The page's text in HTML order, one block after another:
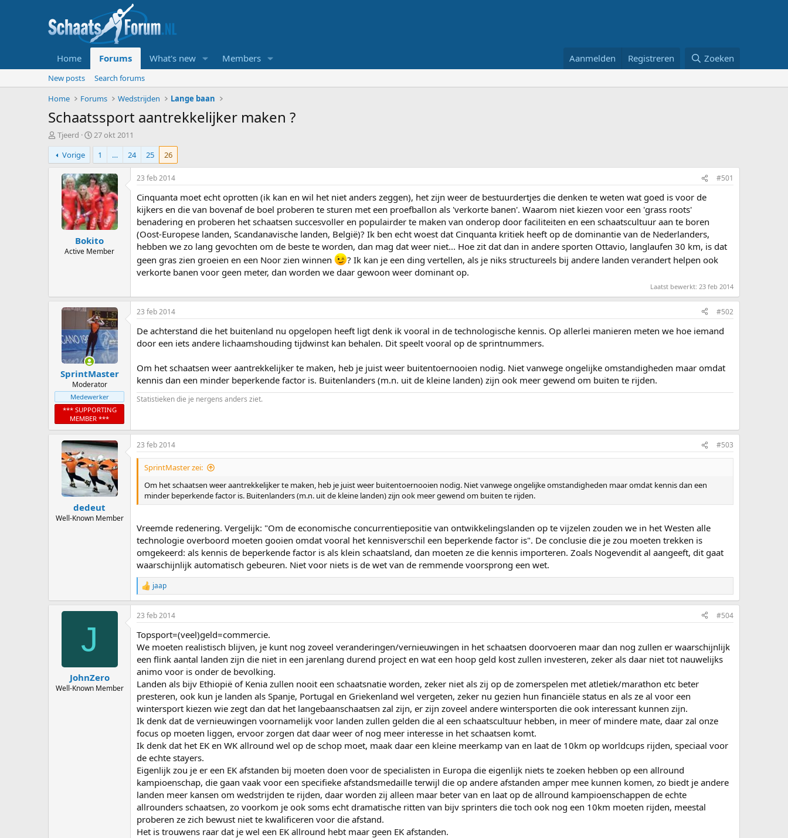
Home Forums What's new Members Aanmelden Registreren Zoeken
New posts
Search forums
Home
Forums Wedstrijden Lange baan
Schaatssport aantrekkelijker maken ?
T
o
p
i
Tjeerd
S
t
r
t
d
a
t
u
m
27 okt 2011
Vorige
1 … 24 25 26
Bokito
Active Member
23 feb 2014 #501
Cinquanta moet echt oprotten (ik kan en wil het niet anders zeggen), het zijn weer de bestuurdertjes die denken te weten wat goed is voor de
kijkers en die van bovenaf de boel proberen te sturen met een proefballon als 'verkorte banen'. Waarom niet kiezen voor een 'grass roots'
benadering en proberen het schaatsen succesvoller en populairder te maken van onderop door faciliteiten en een schaatscultuur aan te boren
(Oost-Europese landen, Scandanavische landen, België)? Ik ben echt woest dat Cinquanta kritiek heeft op de dominantie van de Nederlanders,
hebben we zo lang gevochten om de beste te worden, dan mag dat weer niet... Hoe zit dat dan in andere sporten Ottavio, langlaufen 30 km, is dat
geen gras zien groeien en een Noor zien winnen
? Ik kan je een ding vertellen, als je niks structureels bij andere landen verandert helpen ook
verkorte banen voor geen meter, dan worden we daar gewoon weer dominant op.
Laatst bewerkt: 23 feb 2014
SprintMaster
Moderator
Medewerker
*** SUPPORTING
MEMBER ***
23 feb 2014 #502
De achterstand die het buitenland nu opgelopen heeft ligt denk ik vooral in de technologische kennis. Op allerlei manieren meten we hoe iemand
door een iets andere lichaamshouding tijdwinst kan behalen. Dit speelt vooral op de sprintnummers.
Om het schaatsen weer aantrekkelijker te maken, heb je juist weer buitentoernooien nodig. Niet vanwege ongelijke omstandigheden maar omdat
kennis dan een minder beperkende factor is. Buitenlanders (m.n. uit de kleine landen) zijn ook meer gewend om buiten te rijden.
Statistieken die je nergens anders ziet.
dedeut
Well-Known Member
23 feb 2014 #503
SprintMaster zei:
Om het schaatsen weer aantrekkelijker te maken, heb je juist weer buitentoernooien nodig. Niet vanwege ongelijke omstandigheden maar omdat kennis dan een
minder beperkende factor is. Buitenlanders (m.n. uit de kleine landen) zijn ook meer gewend om buiten te rijden.
Vreemde redenering. Vergelijk: "Om de economische concurrentiepositie van ontwikkelingslanden op te vijzelen zouden we in het Westen alle
technologie overboord moeten gooien omdat vooral het kennisverschil een beperkende factor is". De conclusie die je zou moeten trekken is
omgekeerd: als kennis de beperkende factor is als klein schaatsland, dan moeten ze die kennis importeren. Zoals Nogevendit al aangeeft, dit gaat
waarschijnlijk automatisch gebeuren. Niet voor niets is de wet van de remmende voorsprong een wet.
R
e
a
c
i
o
s
:
jaap
J
JohnZero
Well-Known Member
23 feb 2014 #504
Topsport=(veel)geld=commercie.
We moeten realistisch blijven, je kunt nog zoveel veranderingen/vernieuwingen in het schaatsen doorvoeren maar dan nog zullen er waarschijnlijk
een flink aantal landen zijn die niet in een jarenlang durend project en wat een hoop geld kost zullen investeren, zeker als daar niet tot nauwelijks
animo voor is onder de bevolking.
Landen als bijv Ethiopië of Kenia zullen nooit een schaatsnatie worden, zeker niet als zij op de zomerspelen met atletiek/marathon etc beter
presteren, ook kun je landen als Spanje, Portugal en Griekenland wel vergeten, zeker nu gezien hun financiële status en als ze al voor een
wintersport kiezen wie zegt dan dat het langebaanschaatsen zal zijn, er zijn zoveel andere wintersporten die ook interessant kunnen zijn.
Ik denk dat de vernieuwingen voornamelijk voor landen zullen gelden die al een schaatscultuur hebben, in meer of mindere mate, daar zal onze
focus op moeten liggen, ervoor zorgen dat daar weer of nog meer interesse in het schaatsen komt.
Ik denk dat het EK en WK allround wel op de schop moet, maak daar een kleine meerkamp van en laat de 10km op worldcups rijden, speciaal voor
de echte stayers.
Eigenlijk zou je er een EK afstanden bij moeten doen voor de specialisten in Europa die eigenlijk niets te zoeken hebben op een allround
kampioenschap, die gaan vaak voor een specifieke afstandsmedaille terwijl die op andere afstanden amper mee kunnen komen, zo biedt je andere
landen meer kansen om wedstrijden te rijden, daar worden zij alleen maar beter van en laat op de allround kampioenschappen de echte
allrounders schaatsen, zo voorkom je ook soms echt dramatische ritten van bijv sprinters die toch ook nog een 10km moeten rijden, meestal
proberen ze zich bewust niet te kwalificeren voor die afstand.
Het is trouwens raar dat je wel een EK allround hebt maar geen EK afstanden.